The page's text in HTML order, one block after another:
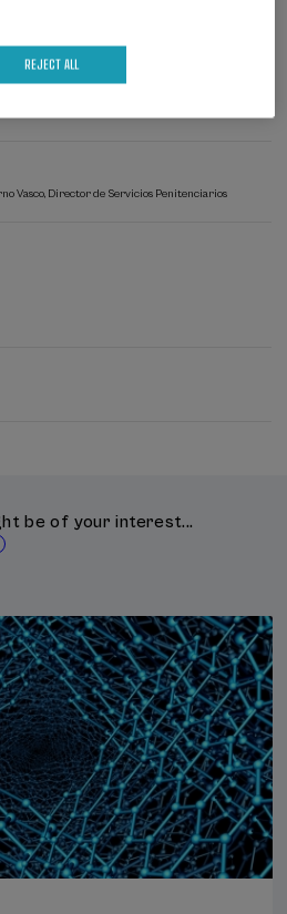
deadline completed
Vasco, Director de Servicios Penitenciarios
be of your interest...
REJECT ALL